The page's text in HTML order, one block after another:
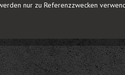
nur zu Referenzzwecken